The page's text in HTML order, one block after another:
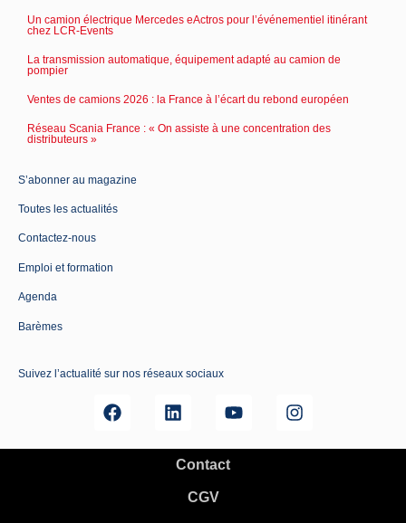
Un camion électrique Mercedes eActros pour l’événementiel itinérant
chez LCR-Events
La transmission automatique, équipement adapté au camion de
pompier
Ventes de camions 2026 : la France à l’écart du rebond européen
Réseau Scania France : « On assiste à une concentration des
distributeurs »
S’abonner au magazine
Toutes les actualités
Contactez-nous
Emploi et formation
Agenda
Barèmes
Suivez l’actualité sur nos réseaux sociaux
Contact
CGV